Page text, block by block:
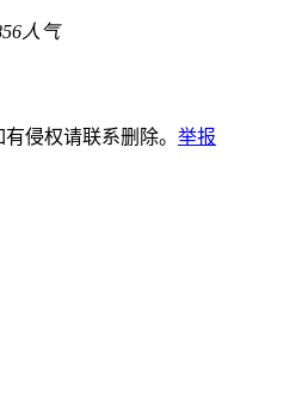
人气
侵权请联系删除。 举报